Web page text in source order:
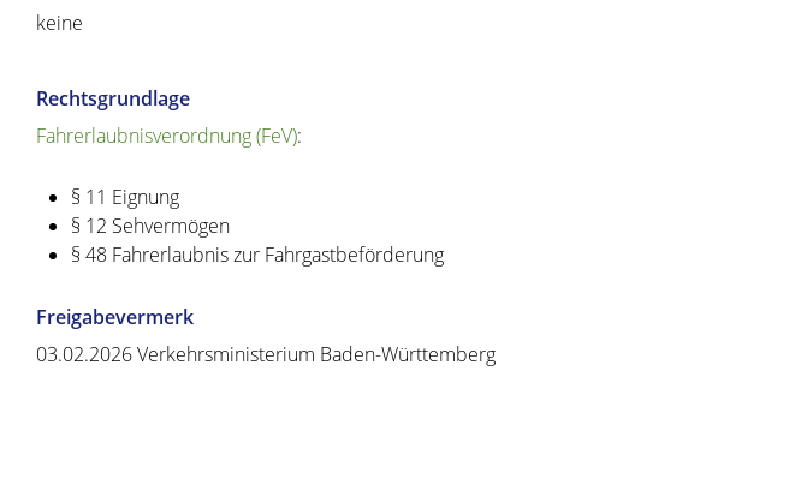
keine
Rechtsgrundlage
Fahrerlaubnisverordnung (FeV):
§ 11 Eignung
§ 12 Sehvermögen
§ 48 Fahrerlaubnis zur Fahrgastbeförderung
Freigabevermerk
03.02.2026 Verkehrsministerium Baden-Württemberg